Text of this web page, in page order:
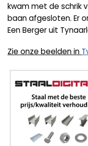
kwam met de schrik
baan afgesloten. Er
Een Berger uit
Zie onze beelden in